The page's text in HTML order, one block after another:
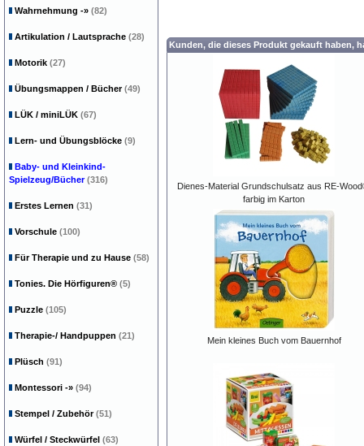
Kunden, die dieses Produkt gekauft haben,
Dienes-Material Grundschulsatz aus RE-
farbig im Karton
Mein kleines Buch vom Bauernhof
Wahrnehmung -» (82)
Artikulation / Lautsprache (28)
Motorik (27)
Übungsmappen / Bücher(49)
LÜK / miniLÜK (67)
Lern- und Übungsblöcke (9)
Baby- und Kleinkind-
Spielzeug/Bücher (316)
Erstes Lernen (31)
Vorschule (100)
Für Therapie und zu Hause (58)
Tonies. Die Hörfiguren® (5)
Puzzle (105)
Therapie-/ Handpuppen (21)
Plüsch (91)
Montessori -» (94)
Stempel / Zubehör(51)
Würfel / Steckwürfel (63)